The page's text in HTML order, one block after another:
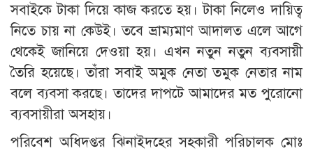
সবাইকে টাকা দিয়ে কাজ করতে হয়। টাকা নিলেও দায়িত্ব
নিতে চায় না কেউই। তবে ভ্রাম্যমাণ আদালত এলে আগে
থেকেই জানিয়ে দেওয়া হয়। এখন নতুন নতুন ব্যবসায়ী
তৈরি হয়েছে। তাঁরা সবাই অমুক নেতা তমুক নেতার নাম
বলে ব্যবসা করছে। তাদের দাপটে আমাদের মত পুরোনো
ব্যবসায়ীরা অসহায়।
পরিবেশ অধিদপ্তর ঝিনাইদহের সহকারী পরিচালক মোঃ